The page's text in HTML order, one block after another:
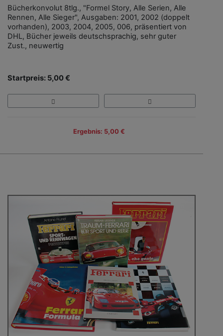
Bücherkonvolut 8tlg., "Formel Story, Alle Serien, Alle
Rennen, Alle Sieger", Ausgaben: 2001, 2002 (doppelt
vorhanden), 2003, 2004, 2005, 006, präsentiert von
DHL, Bücher jeweils deutschsprachig, sehr guter
Zust., neuwertig
Startpreis: 5,00 €
Ergebnis: 5,00 €